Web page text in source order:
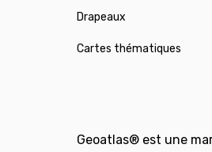
Drapeaux
Cartes thématiques
Geoatlas® est une